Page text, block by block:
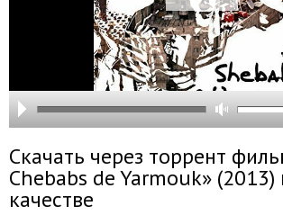
Скачать через торрент
Chebabs de Yarmouk»
качестве